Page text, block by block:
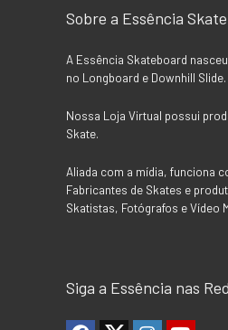
Sobre a Essência
A Essência Skateboard
no Longboard e Downhill Slide.
Nossa Loja Virtual possui
Skate.
Aliada com a mídia, funciona
Fabricantes de Skates e
Skatistas, Fotógrafos e Vídeo
Siga a Essência nas